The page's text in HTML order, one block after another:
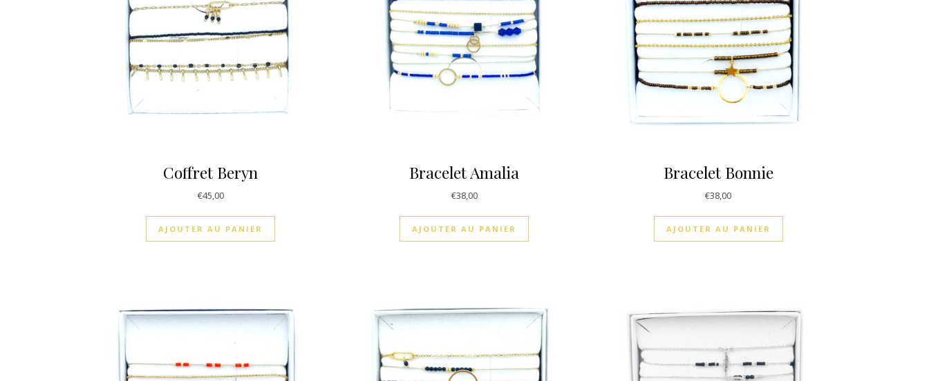
Coffret Beryn
€45,00
AJOUTER AU PANIER
Bracelet Amalia
€38,00
AJOUTER AU PANIER
Bracelet Bonnie
€38,00
AJOUTER AU PANIER